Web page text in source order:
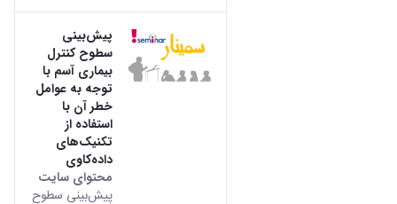
پیش‌بینی
سطوح کنترل
بیماری آسم با
توجه به عوامل
خطر آن با
استفاده از
تکنیک‌های
داده‌کاوی
محتوای سایت
پیش‌بینی سطوح